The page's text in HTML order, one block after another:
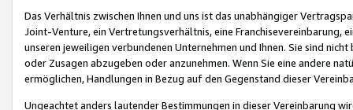
Das Verhältnis zwischen Ihnen und uns ist das unabhängiger
Joint-Venture, ein Vertretungsverhältnis, eine Franchisevereinbarung,
unseren jeweiligen verbundenen Unternehmen und Ihnen. Sie sind
oder Zusagen abzugeben oder anzunehmen. Wenn Sie eine andere
ermöglichen, Handlungen in Bezug auf den Gegenstand dieser
Ungeachtet anders lautender Bestimmungen in dieser Vereinbarung